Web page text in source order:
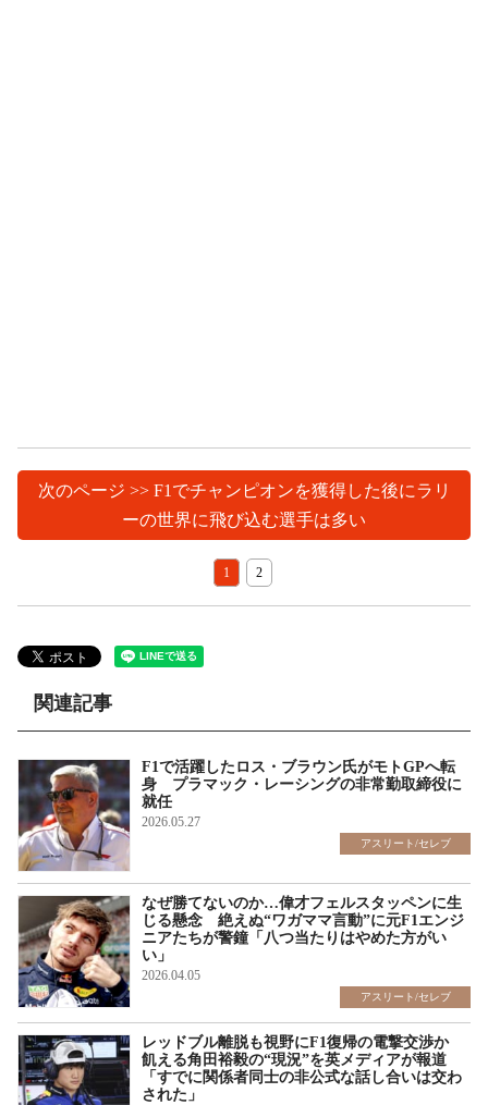
次のページ >> F1でチャンピオンを獲得した後にラリ
ーの世界に飛び込む選手は多い
1 2
関連記事
F1で活躍したロス・ブラウン氏がモトGPへ転
身 プラマック・レーシングの非常勤取締役に
就任
2026.05.27
アスリート/セレブ
なぜ勝てないのか…偉才フェルスタッペンに生
じる懸念 絶えぬ“ワガママ言動”に元F1エンジ
ニアたちが警鐘「八つ当たりはやめた方がい
い」
2026.04.05
アスリート/セレブ
レッドブル離脱も視野にF1復帰の電撃交渉か
飢える角田裕毅の“現況”を英メディアが報道
「すでに関係者同士の非公式な話し合いは交わ
された」